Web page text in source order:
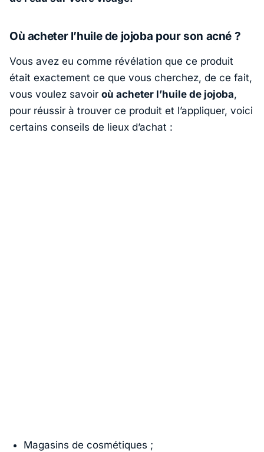
Où acheter l’huile de jojoba pour son acné ?
Vous avez eu comme révélation que ce produit
était exactement ce que vous cherchez, de ce fait,
vous voulez savoir où acheter l’huile de jojoba,
pour réussir à trouver ce produit et l’appliquer, voici
certains conseils de lieux d’achat :
Magasins de cosmétiques ;